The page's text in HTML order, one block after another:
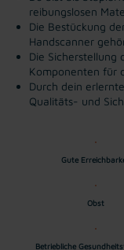
reibungslosen
Die Bestückung
Handscanner
Die Sicherstellung
Komponenten für
Durch dein
Qualitäts- und
Gute
Obst
Betriebliche